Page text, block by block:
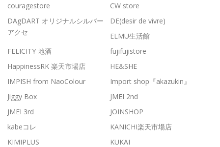
couragestore
CW store
DAgDART オリジナルシルバー
アクセ
DE(desir de vivre)
ELMU生活館
FELICITY 地酒
fujifujistore
HappinessRK 楽天市場店
HE&SHE
IMPISH from NaoColour
Import shop『akazukin』
Jiggy Box
JMEI 2nd
JMEI 3rd
JOINSHOP
kabeコレ
KANICHI楽天市場店
KIMIPLUS
KUKAI